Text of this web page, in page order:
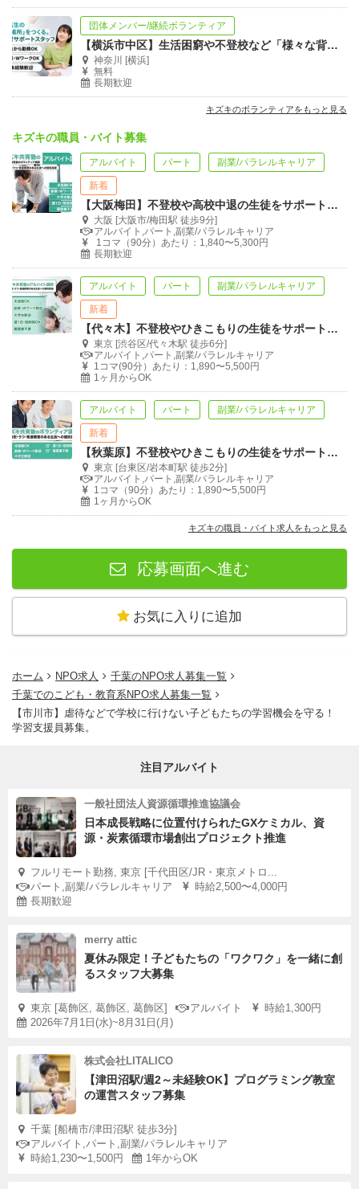
団体メンバー/継続ボランティア
【横浜市中区】生活困窮や不登校など「様々な背景」のある中高生のための学習支援講師
神奈川 [横浜]
無料
長期歓迎
キズキのボランティアをもっと見る
キズキの職員・バイト募集
アルバイト パート 副業/パラレルキャリア
新着
【大阪梅田】不登校や高校中退の生徒をサポートする学習支援員を募集！
大阪 [大阪市/梅田駅 徒歩9分]
アルバイト,パート,副業/パラレルキャリア
1コマ（90分）あたり：1,840〜5,300円
長期歓迎
アルバイト パート 副業/パラレルキャリア
新着
【代々木】不登校やひきこもりの生徒をサポートする学習支援員を募集
東京 [渋谷区/代々木駅 徒歩6分]
アルバイト,パート,副業/パラレルキャリア
1コマ(90分）あたり：1,890〜5,500円
1ヶ月からOK
アルバイト パート 副業/パラレルキャリア
新着
【秋葉原】不登校やひきこもりの生徒をサポートする学習支援員を募集
東京 [台東区/岩本町駅 徒歩2分]
アルバイト,パート,副業/パラレルキャリア
1コマ（90分）あたり：1,890〜5,500円
1ヶ月からOK
キズキの職員・バイト求人をもっと見る
応募画面へ進む
お気に入りに追加
ホーム NPO求人
千葉のNPO求人募集一覧
千葉でのこども・教育系NPO求人募集一覧
【市川市】虐待などで学校に行けない子どもたちの学習機会を守る！
学習支援員募集。
注目アルバイト
一般社団法人資源循環推進協議会
日本成長戦略に位置付けられたGXケミカル、資
源・炭素循環市場創出プロジェクト推進
フルリモート勤務, 東京 [千代田区/JR・東京メトロ...
パート,副業/パラレルキャリア
時給2,500〜4,000円
長期歓迎
merry attic
夏休み限定！子どもたちの「ワクワク」を一緒に創
るスタッフ大募集
東京 [葛飾区, 葛飾区, 葛飾区] アルバイト
時給1,300円
2026年7月1日(水)~8月31日(月)
株式会社LITALICO
【津田沼駅/週2～未経験OK】プログラミング教室
の運営スタッフ募集
千葉 [船橋市/津田沼駅 徒歩3分]
アルバイト,パート,副業/パラレルキャリア
時給1,230〜1,500円
1年からOK